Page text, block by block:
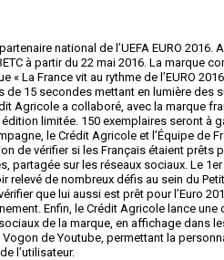
national de l’UEFA EURO
à partir du 22 mai 2016. La marque
« La France vit au rythme de l’EURO
de 15 secondes mettant en lumière des
Agricole a collaboré, avec la marque
limitée. 150 exemplaires seront à
le Crédit Agricole et l’Équipe de
de vérifier si les Français étaient prêts
partagée sur les réseaux sociaux. Le 1er
relevé de nombreux défis au sein du
que lui aussi est prêt pour l’Euro
Enfin, le Crédit Agricole lance
de la marque, en affichage dans
de Youtube, permettant la
l’utilisateur.